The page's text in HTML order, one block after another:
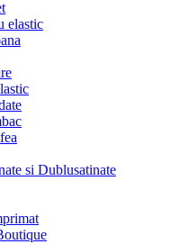
elastic
si Dublusatinate